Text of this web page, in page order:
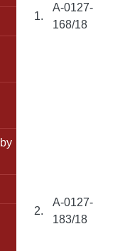
1.
A-0127-
168/18
2.
A-0127-
183/18